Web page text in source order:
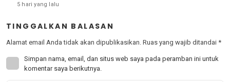
5 hari yang lalu
TINGGALKAN BALASAN
Alamat email Anda tidak akan dipublikasikan. Ruas yang wajib ditandai *
Simpan nama, email, dan situs web saya pada peramban ini untuk
komentar saya berikutnya.